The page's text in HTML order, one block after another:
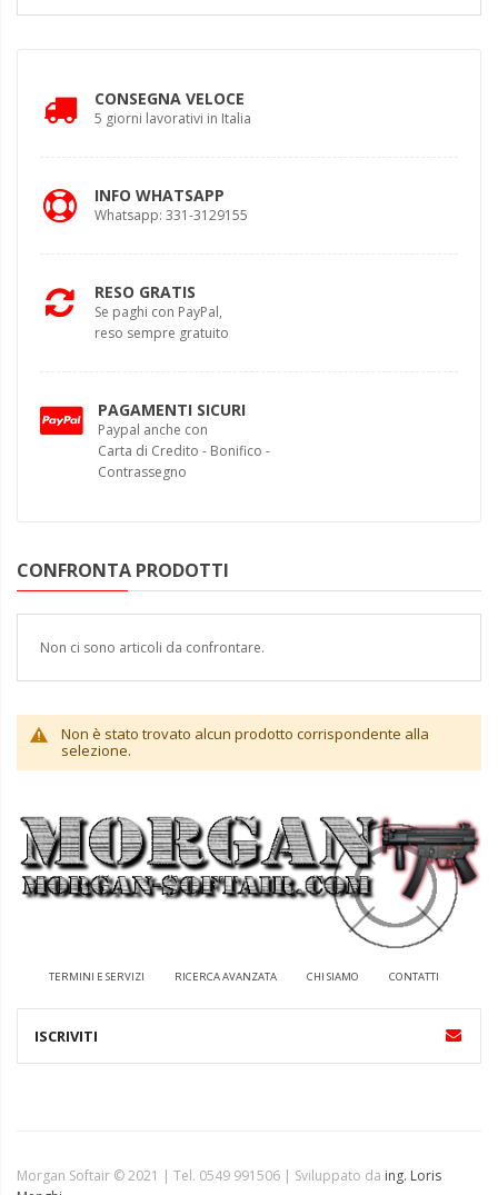
CONSEGNA VELOCE
5 giorni lavorativi in Italia
INFO WHATSAPP
Whatsapp: 331-3129155
RESO GRATIS
Se paghi con PayPal,
reso sempre gratuito
PAGAMENTI SICURI
Paypal anche con
Carta di Credito - Bonifico -
Contrassegno
CONFRONTA PRODOTTI
Non ci sono articoli da confrontare.
Non è stato trovato alcun prodotto corrispondente alla
selezione.
TERMINI E SERVIZI RICERCA AVANZATA CHI SIAMO CONTATTI
Morgan Softair © 2021 | Tel. 0549 991506 | Sviluppato da ing. Loris